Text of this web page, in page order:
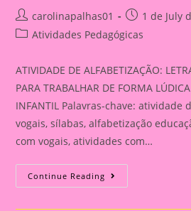
Post
author:
carolinapalhas01
Post
published:
1 de July
PostAtividades Pedagógicas
ATIVIDADE DE ALFABETIZAÇÃO:
PARA TRABALHAR DE FORMA
INFANTIL Palavras-chave: atividade
vogais, sílabas, alfabetização
com vogais, atividades com…
Continue Reading ATIVIDADE
DE